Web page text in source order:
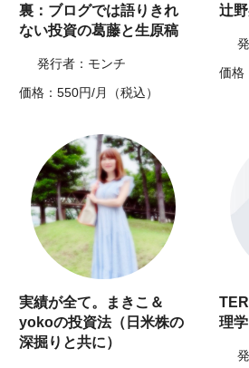
裏：ブログでは語りきれ
ない投資の葛藤と生原稿
発行者：モンチ
価格：550円/月（税込）
辻
価格
実績が全て。まきこ＆
yokoの投資法（日米株の
深掘りと共に）
理